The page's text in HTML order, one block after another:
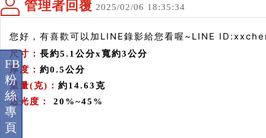
管理者回覆 2025/02/06 18:35:34
您好，有喜歡可以加LINE錄影給您看喔~LINE
尺寸： 長約5.1公分x寬約3公分
厚度： 約0.5公分
重量(克)： 約14.63克
透光度：
20%~45%
FB
粉
絲
專
頁